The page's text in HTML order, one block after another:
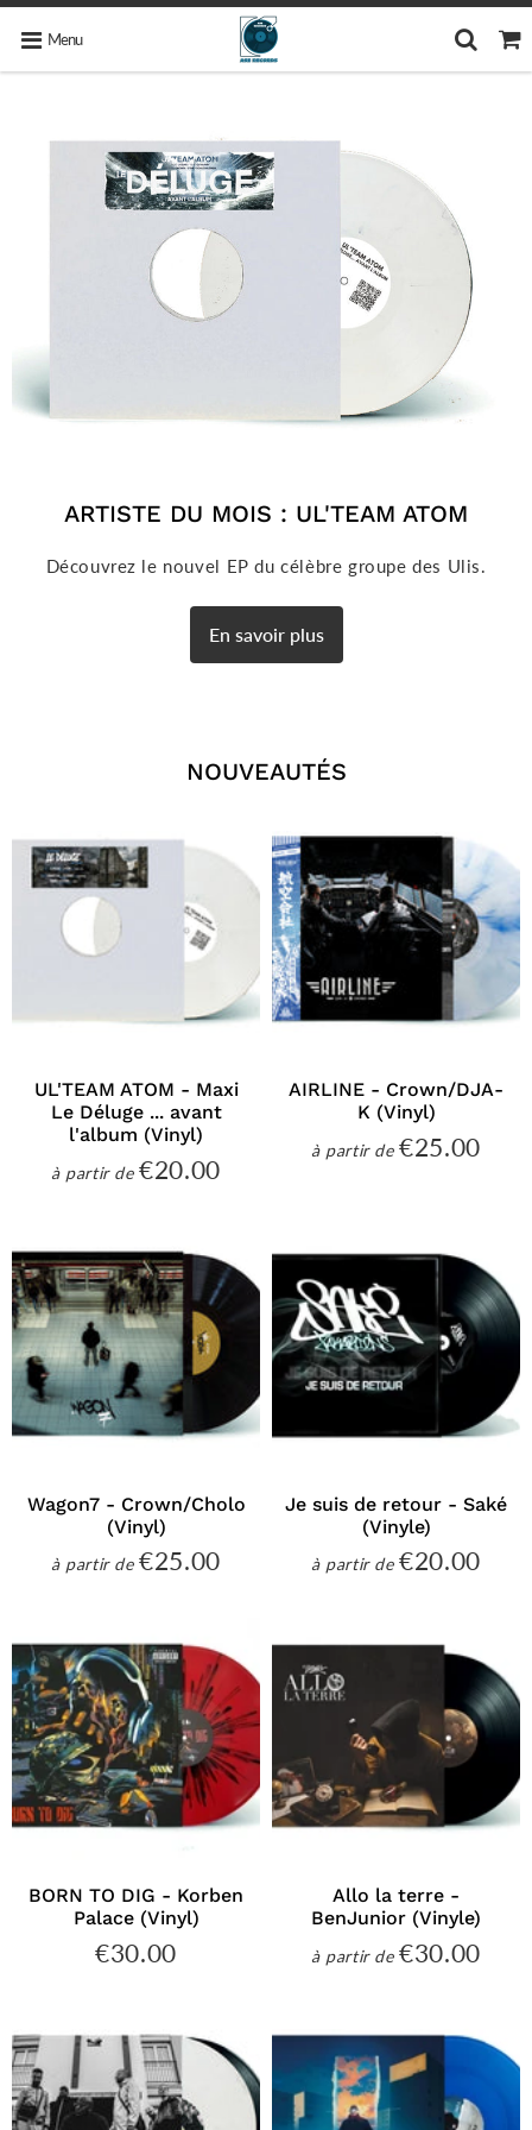
Menu
ARTISTE DU MOIS : UL'TEAM ATOM
Découvrez le nouvel EP du célèbre groupe des Ulis.
En savoir plus
NOUVEAUTÉS
UL'TEAM ATOM - Maxi
Le Déluge ... avant
l'album (Vinyl)
à partir dePrix
€20.00
AIRLINE - Crown/DJA-
K (Vinyl)
à partir dePrix
€25.00
Wagon7 - Crown/Cholo
(Vinyl)
à partir dePrix
€25.00
Je suis de retour - Saké
(Vinyle)
à partir dePrix
€20.00
BORN TO DIG - Korben
Palace (Vinyl)
Prix
€30.00
Allo la terre -
BenJunior (Vinyle)
à partir dePrix
€30.00